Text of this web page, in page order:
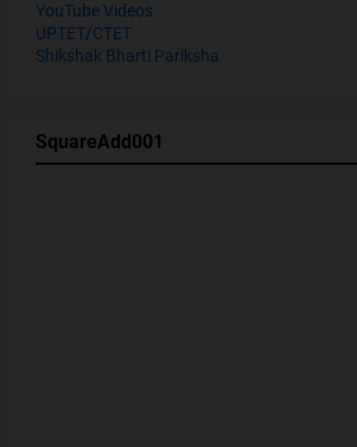
YouTube Videos
UPTET/CTET
Shikshak Bharti Pariksha
SquareAdd001